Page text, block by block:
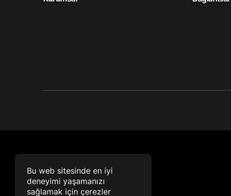
Bu web sitesinde en iyi
deneyimi yaşamanızı
sağlamak için çerezler